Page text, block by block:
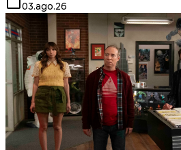
03.ago.26